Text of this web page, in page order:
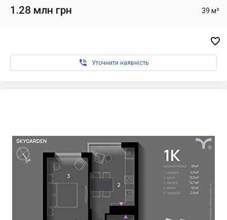
1.28 млн грн 39 м²

 Уточнити наявність